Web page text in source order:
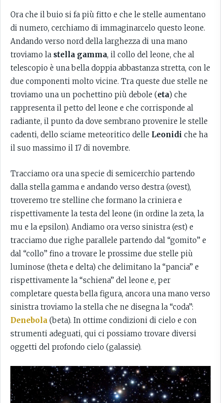
Ora che il buio si fa più fitto e che le stelle aumentano
di numero, cerchiamo di immaginarcelo questo leone.
Andando verso nord della larghezza di una mano
troviamo la stella gamma, il collo del leone, che al
telescopio è una bella doppia abbastanza stretta, con le
due componenti molto vicine. Tra queste due stelle ne
troviamo una un pochettino più debole (eta) che
rappresenta il petto del leone e che corrisponde al
radiante, il punto da dove sembrano provenire le stelle
cadenti, dello sciame meteoritico delle Leonidi che ha
il suo massimo il 17 di novembre.
Tracciamo ora una specie di semicerchio partendo
dalla stella gamma e andando verso destra (ovest),
troveremo tre stelline che formano la criniera e
rispettivamente la testa del leone (in ordine la zeta, la
mu e la epsilon). Andiamo ora verso sinistra (est) e
tracciamo due righe parallele partendo dal “gomito” e
dal “collo” fino a trovare le prossime due stelle più
luminose (theta e delta) che delimitano la “pancia” e
rispettivamente la “schiena” del leone e, per
completare questa bella figura, ancora una mano verso
sinistra troviamo la stella che ne disegna la “coda”:
Denebola (beta). In ottime condizioni di cielo e con
strumenti adeguati, qui ci possiamo trovare diversi
oggetti del profondo cielo (galassie).